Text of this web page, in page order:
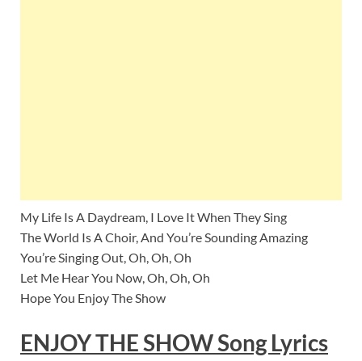
My Life Is A Daydream, I Love It When They Sing
The World Is A Choir, And You’re Sounding Amazing
You’re Singing Out, Oh, Oh, Oh
Let Me Hear You Now, Oh, Oh, Oh
Hope You Enjoy The Show
ENJOY THE SHOW Song Lyrics